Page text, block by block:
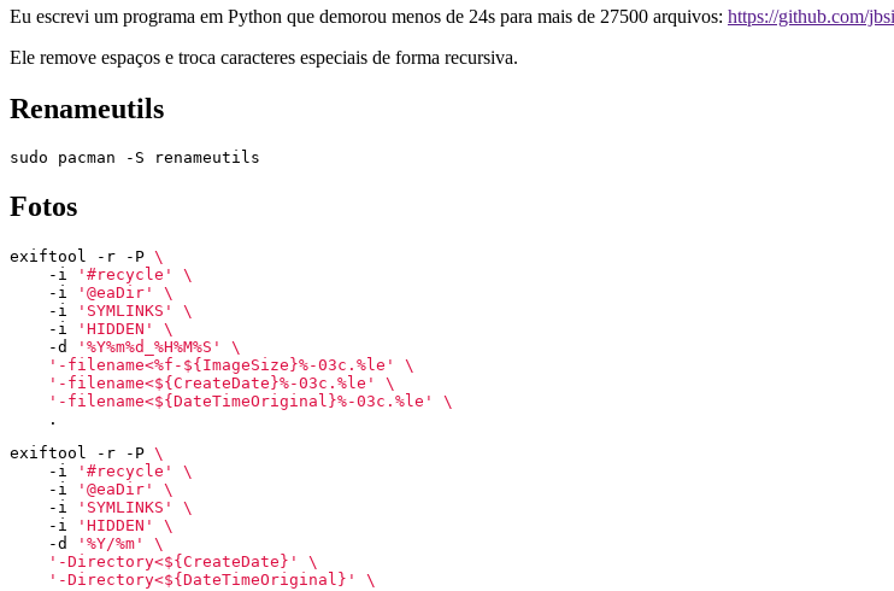
Eu escrevi um programa em Python que demorou menos de 24s para mais de 27500 arquivos: https://github.com/
Ele remove espaços e troca caracteres especiais de forma recursiva.
Renameutils
Fotos
exiftool -r -P
    -i
'#recycle'
    -i
'@eaDir'
    -i
'SYMLINKS'
    -i
'HIDDEN'
    -d
'%Y%m%d_%H%M%S'
'-filename<%f-${ImageSize}%-03c.%le'
'-filename<${CreateDate}%-03c.%le'
'-filename<${DateTimeOriginal}%-03c.%le'
exiftool -r -P
    -i
'#recycle'
    -i
'@eaDir'
    -i
'SYMLINKS'
    -i
'HIDDEN'
    -d
'%Y/%m'
'-Directory<${CreateDate}'
'-Directory<${DateTimeOriginal}'